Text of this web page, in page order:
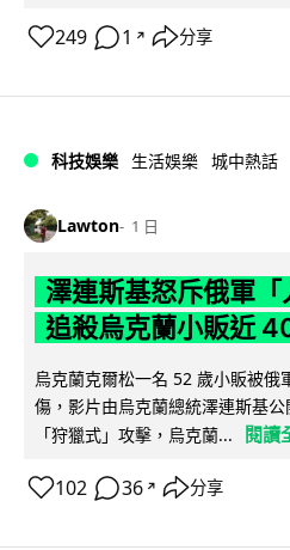
249 1 ↗ 分享
科技娛樂 生活娛樂 城中熱話
Lawton 1 日
澤連斯基怒斥俄軍
追殺烏克蘭小販近
烏克蘭克爾松一名 52 歲小販被
傷，影片由烏克蘭總統澤連斯基
「狩獵式」攻擊，烏克蘭...
閱讀
102 36 ↗ 分享